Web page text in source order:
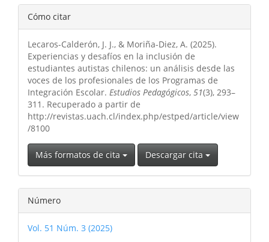
Detalles
del
artículo
Cómo citar
Lecaros-Calderón, J. J., & Moriña-Diez, A. (2025).
Experiencias y desafíos en la inclusión de
estudiantes autistas chilenos: un análisis desde las
voces de los profesionales de los Programas de
Integración Escolar. Estudios Pedagógicos, 51(3), 293–
311. Recuperado a partir de
http://revistas.uach.cl/index.php/estped/article/view
/8100
Más formatos de cita Descargar cita
Número
Vol. 51 Núm. 3 (2025)